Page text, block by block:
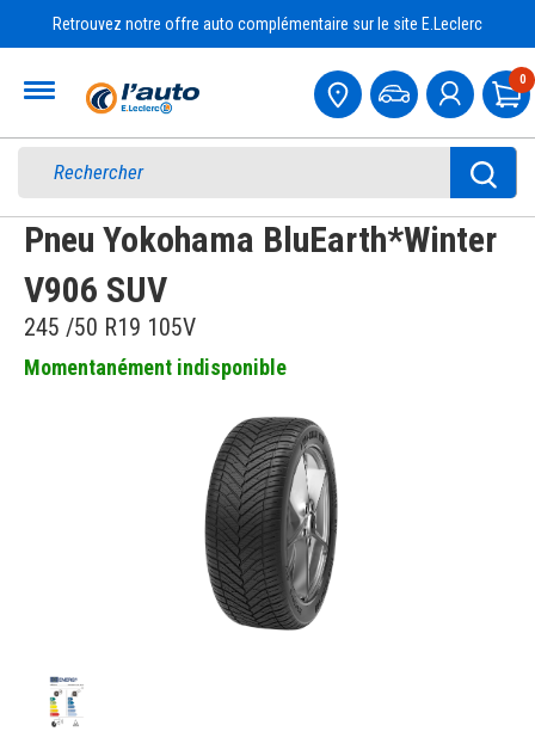
Retrouvez notre offre auto complémentaire sur le site E.Leclerc
0
Pneu Yokohama BluEarth*Winter
V906 SUV
245 /50 R19 105V
Momentanément indisponible